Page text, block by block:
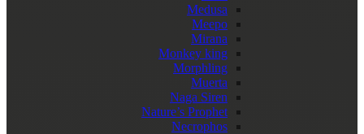
Medusa
Meepo
Mirana
Monkey king
Morphling
Muerta
Naga Siren
Nature’s Prophet
Necrophos